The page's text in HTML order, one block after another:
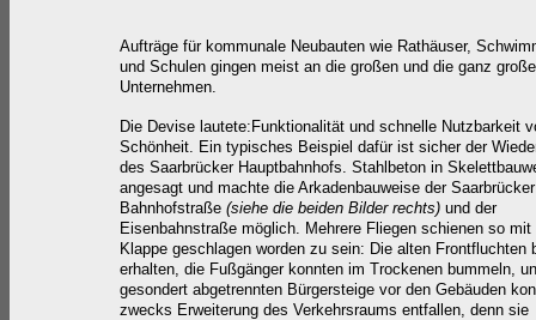
Aufträge für kommunale Neubauten wie Rathäuser,
und Schulen gingen meist an die großen und die ganz
Unternehmen.
Die Devise lautete:Funktionalität und schnelle Nutzbarkeit
Schönheit. Ein typisches Beispiel dafür ist sicher der
des Saarbrücker Hauptbahnhofs. Stahlbeton in
angesagt und machte die Arkadenbauweise der Saarbrücker
Bahnhofstraße (siehe die beiden Bilder rechts) und der
Eisenbahnstraße möglich. Mehrere Fliegen schienen so mit
Klappe geschlagen worden zu sein: Die alten Frontfluchten
erhalten, die Fußgänger konnten im Trockenen bummeln,
gesondert abgetrennten Bürgersteige vor den Gebäuden
zwecks Erweiterung des Verkehrsraums entfallen, denn sie